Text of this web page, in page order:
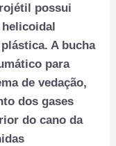
possui
A bucha
para
de vedação,
dos gases
do cano da